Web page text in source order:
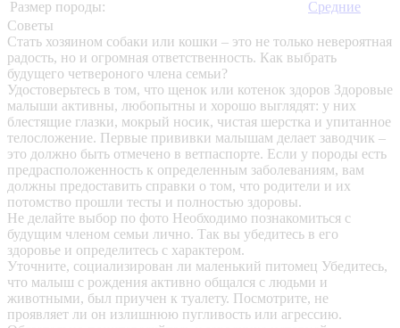
Размер породы:
Средние
Советы
Стать хозяином собаки или кошки – это не только невероятная
радость, но и огромная ответственность. Как выбрать
будущего четвероного члена семьи?
Удостоверьтесь в том, что щенок или котенок здоров Здоровые
малыши активны, любопытны и хорошо выглядят: у них
блестящие глазки, мокрый носик, чистая шерстка и упитанное
телосложение. Первые прививки малышам делает заводчик –
это должно быть отмечено в ветпаспорте. Если у породы есть
предрасположенность к определенным заболеваниям, вам
должны предоставить справки о том, что родители и их
потомство прошли тесты и полностью здоровы.
Не делайте выбор по фото Необходимо познакомиться с
будущим членом семьи лично. Так вы убедитесь в его
здоровье и определитесь с характером.
Уточните, социализирован ли маленький питомец Убедитесь,
что малыш с рождения активно общался с людьми и
животными, был приучен к туалету. Посмотрите, не
проявляет ли он излишнюю пугливость или агрессию.